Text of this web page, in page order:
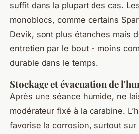
suffit dans la plupart des cas.
monoblocs, comme certains
Devik, sont plus étanches mais
entretien par le bout - moins
durable dans le temps.
Stockage et évacuation de
Après une séance humide, ne
modérateur fixé à la carabine.
favorise la corrosion, surtout